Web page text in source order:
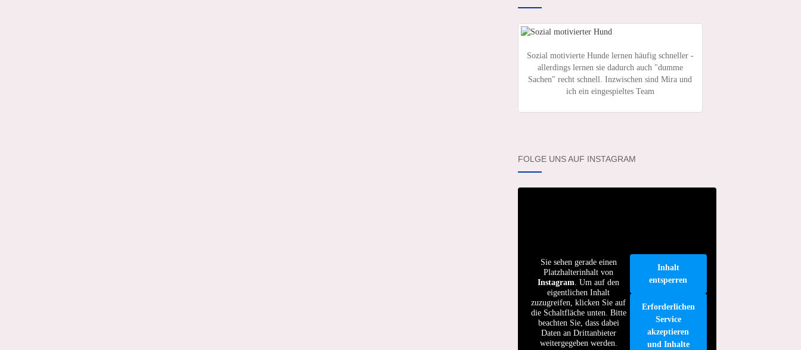
Sozial motivierte Hunde lernen häufig schneller -
allerdings lernen sie dadurch auch "dumme
Sachen" recht schnell. Inzwischen sind Mira und
ich ein eingespieltes Team
FOLGE UNS AUF INSTAGRAM
Sie sehen gerade einen
Platzhalterinhalt von
Instagram . Um auf den
eigentlichen Inhalt
zuzugreifen, klicken Sie auf
die Schaltfläche unten. Bitte
beachten Sie, dass dabei
Daten an Drittanbieter
weitergegeben werden.
Inhalt
entsperren
Erforderlichen
Service
akzeptieren
und Inhalte